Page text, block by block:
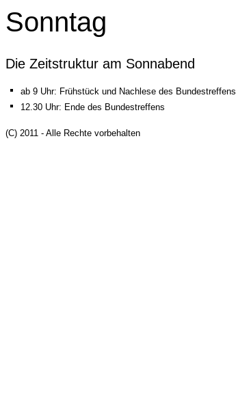
Sonntag
Die Zeitstruktur am Sonnabend
ab 9 Uhr: Frühstück und Nachlese des Bundestreffens
12.30 Uhr: Ende des Bundestreffens
(C) 2011 - Alle Rechte vorbehalten